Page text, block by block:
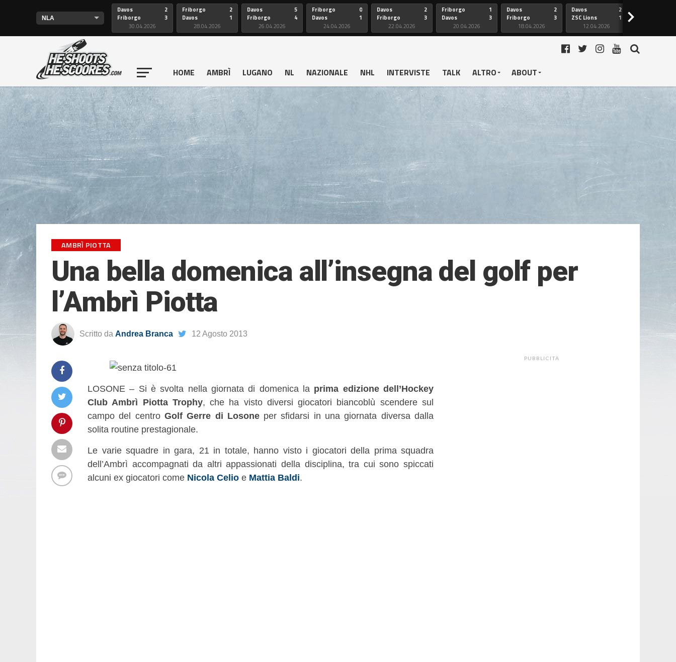
Davos
Friborgo
2
3
30.04.2026
Friborgo
Davos
2
1
28.04.2026
Davos
Friborgo
5
4
26.04.2026
Friborgo
Davos
0
1
24.04.2026
Davos
Friborgo
2
3
22.04.2026
Friborgo
Davos
1
3
20.04.2026
Davos
Friborgo
2
3
18.04.2026
Davos
ZSC Lions
2
1
12.04.2026
>
HOME AMBRÌ LUGANO NL NAZIONALE NHL INTERVISTE TALK ALTRO ABOUT
AMBRÌ PIOTTA
Una bella domenica all’insegna del golf per
l’Ambrì Piotta
Scritto da Andrea Branca 12 Agosto 2013
LOSONE – Si è svolta nella giornata di domenica la prima edizione dell’Hockey
Club Ambrì Piotta Trophy, che ha visto diversi giocatori biancoblù scendere sul
campo del centro Golf Gerre di Losoneper sfidarsi in una giornata diversa dalla
solita routine prestagionale.
Le varie squadre in gara, 21 in totale, hanno visto i giocatori della prima squadra
dell’Ambrì accompagnati da altri appassionati della disciplina, tra cui sono spiccati
alcuni ex giocatori come Nicola Celio e Mattia Baldi.
PUBBLICITÀ